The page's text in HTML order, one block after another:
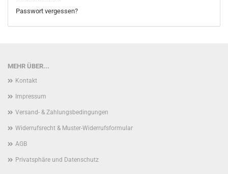
Passwort vergessen?
MEHR ÜBER...
Kontakt
Impressum
Versand- & Zahlungsbedingungen
Widerrufsrecht & Muster-Widerrufsformular
AGB
Privatsphäre und Datenschutz